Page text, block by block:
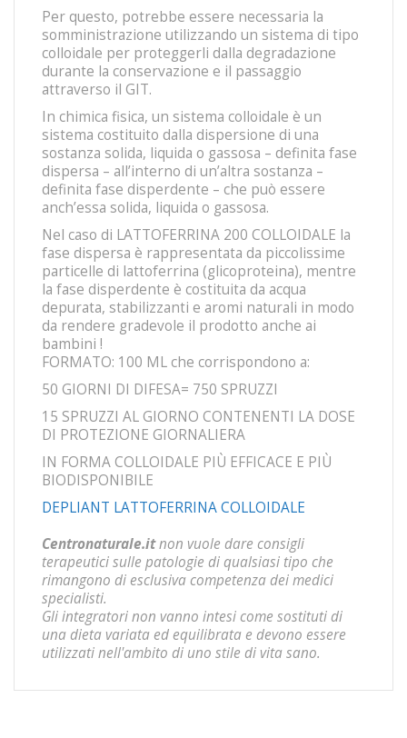
Per questo, potrebbe essere necessaria la
somministrazione utilizzando un sistema di tipo
colloidale per proteggerli dalla degradazione
durante la conservazione e il passaggio
attraverso il GIT.
In chimica fisica, un sistema colloidale è un
sistema costituito dalla dispersione di una
sostanza solida, liquida o gassosa – definita fase
dispersa – all’interno di un’altra sostanza –
definita fase disperdente – che può essere
anch’essa solida, liquida o gassosa.
Nel caso di LATTOFERRINA 200 COLLOIDALE la
fase dispersa è rappresentata da piccolissime
particelle di lattoferrina (glicoproteina), mentre
la fase disperdente è costituita da acqua
depurata, stabilizzanti e aromi naturali in modo
da rendere gradevole il prodotto anche ai
bambini !
FORMATO: 100 ML che corrispondono a:
50 GIORNI DI DIFESA= 750 SPRUZZI
15 SPRUZZI AL GIORNO CONTENENTI LA DOSE
DI PROTEZIONE GIORNALIERA
IN FORMA COLLOIDALE PIÙ EFFICACE E PIÙ
BIODISPONIBILE
DEPLIANT LATTOFERRINA COLLOIDALE
Centronaturale.itnon vuole dare consigli
terapeutici sulle patologie di qualsiasi tipo che
rimangono di esclusiva competenza dei medici
specialisti.
Gli integratori non vanno intesi come sostituti di
una dieta variata ed equilibrata e devono essere
utilizzati nell'ambito di uno stile di vita sano.